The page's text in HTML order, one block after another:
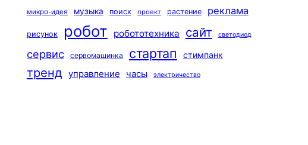
микро-идея музыка поиск проект растение реклама
рисунок робот робототехника сайт светодиод
сервис сервомашинка стартап стимпанк
тренд управление часы электричество